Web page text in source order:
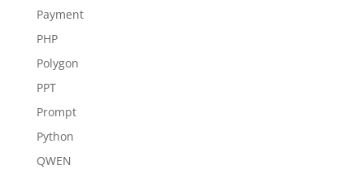
Payment
PHP
Polygon
PPT
Prompt
Python
QWEN